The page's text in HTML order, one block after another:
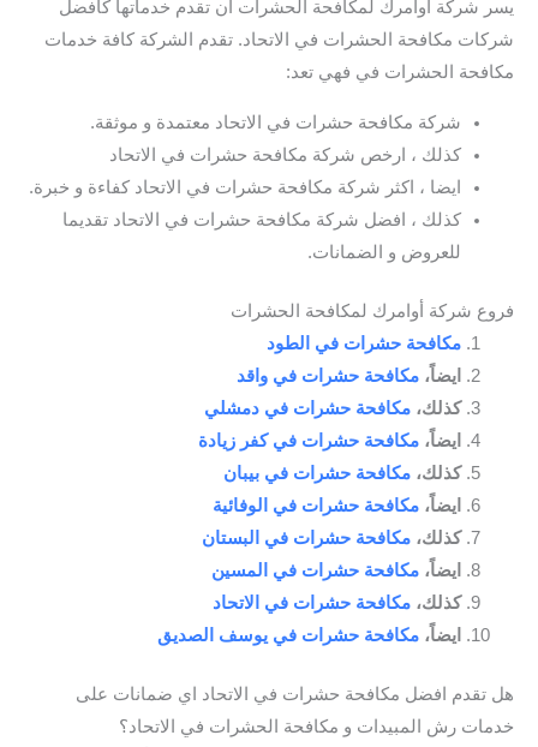
يسر شركة اوامرك لمكافحة الحشرات ان تقدم خدماتها كافضل
شركات مكافحة الحشرات في الاتحاد. تقدم الشركة كافة خدمات
مكافحة الحشرات في فهي تعد:
شركة مكافحة حشرات في الاتحاد معتمدة و موثقة.
كذلك ، ارخص شركة مكافحة حشرات في الاتحاد
ايضا ، اكثر شركة مكافحة حشرات في الاتحاد كفاءة و خبرة.
كذلك ، افضل شركة مكافحة حشرات في الاتحاد تقديما
للعروض و الضمانات.
فروع شركة أوامرك لمكافحة الحشرات
مكافحة حشرات في الطود
ايضاً، مكافحة حشرات في واقد
كذلك، مكافحة حشرات في دمشلي
ايضاً، مكافحة حشرات في كفر زيادة
كذلك، مكافحة حشرات في بيبان
ايضاً، مكافحة حشرات في الوفائية
كذلك، مكافحة حشرات في البستان
ايضاً، مكافحة حشرات في المسين
كذلك، مكافحة حشرات في الاتحاد
ايضاً، مكافحة حشرات في يوسف الصديق
هل تقدم افضل مكافحة حشرات في الاتحاد اي ضمانات على
خدمات رش المبيدات و مكافحة الحشرات في الاتحاد؟